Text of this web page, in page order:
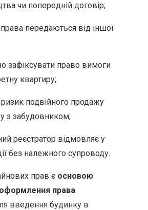
чи попередній договір;
передаються від іншої
зафіксувати право вимоги
квартиру;
подвійного продажу
з забудовником;
реєстратор відмовляє у
без належного супроводу.
прав є основою
права
введення будинку в